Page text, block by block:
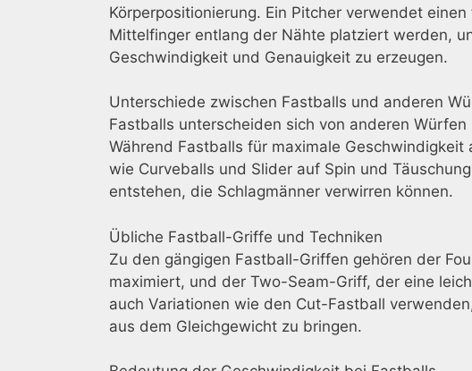
Körperpositionierung. Ein Pitcher verwendet
Mittelfinger entlang der Nähte platziert werden,
Geschwindigkeit und Genauigkeit zu erzeugen.
Unterschiede zwischen Fastballs und anderen
Fastballs unterscheiden sich von anderen
Während Fastballs für maximale
wie Curveballs und Slider auf Spin und
entstehen, die Schlagmänner verwirren können.
Übliche Fastball-Griffe und Techniken
Zu den gängigen Fastball-Griffen gehören der
maximiert, und der Two-Seam-Griff, der eine
auch Variationen wie den Cut-Fastball
aus dem Gleichgewicht zu bringen.